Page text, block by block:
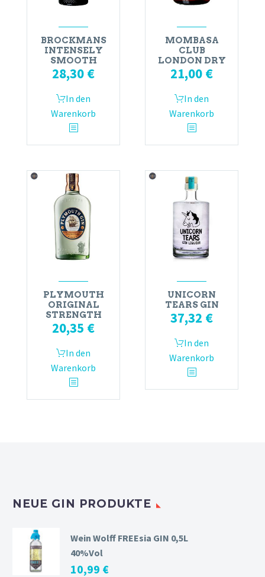
BROCKMANS
INTENSELY
SMOOTH
28,30 €
In den
Warenkorb
MOMBASA
CLUB
LONDON DRY
21,00 €
In den
Warenkorb
PLYMOUTH
ORIGINAL
STRENGTH
20,35 €
In den
Warenkorb
UNICORN
TEARS GIN
37,32 €
In den
Warenkorb
NEUE GIN PRODUKTE
Wein Wolff FREEsia GIN 0,5L
40%Vol
10,99 €